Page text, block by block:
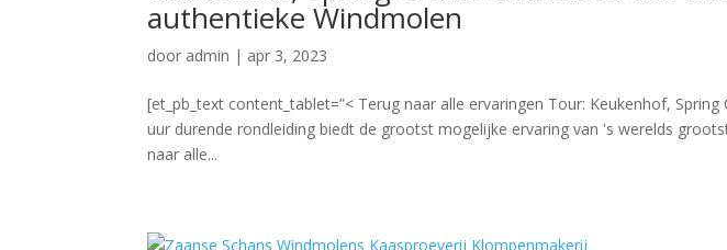
authentieke Windmolen
door admin | apr 3, 2023
[et_pb_text content_tablet=”< Terug naar alle ervaringen Tour: Keukenhof,
uur durende rondleiding biedt de grootst mogelijke ervaring van 's werelds
naar alle...